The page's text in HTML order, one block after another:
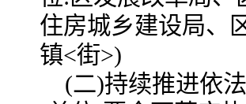
住房城乡建设局、
镇<街>)
(二)持续推进依